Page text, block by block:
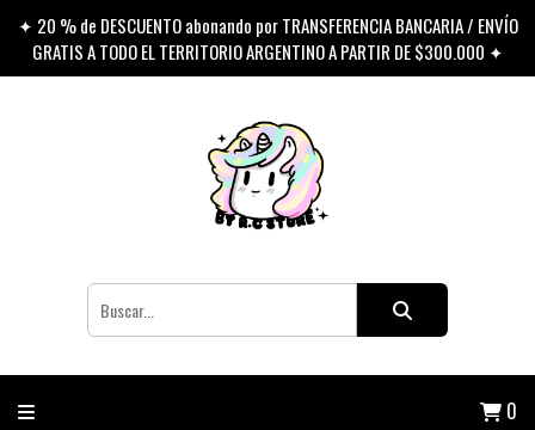
✦ 20 % de DESCUENTO abonando por TRANSFERENCIA BANCARIA / ENVÍO
GRATIS A TODO EL TERRITORIO ARGENTINO A PARTIR DE $300.000 ✦
0